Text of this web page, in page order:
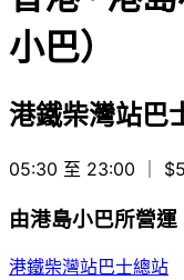
小巴）
港鐵柴灣站巴
05:30 至 23:00 ｜
由港島小巴所營運
港鐵柴灣站巴士總站